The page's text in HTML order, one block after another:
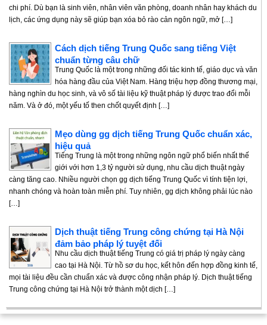
chi phí. Dù bạn là sinh viên, nhân viên văn phòng, doanh nhân hay khách du
lịch, các ứng dụng này sẽ giúp bạn xóa bỏ rào cản ngôn ngữ, mở […]
Cách dịch tiếng Trung Quốc sang tiếng Việt
chuẩn từng câu chữ
Trung Quốc là một trong những đối tác kinh tế, giáo dục và văn
hóa hàng đầu của Việt Nam. Hàng triệu hợp đồng thương mại,
hàng nghìn du học sinh, và vô số tài liệu kỹ thuật pháp lý được trao đổi mỗi
năm. Và ở đó, một yếu tố then chốt quyết định […]
Mẹo dùng gg dịch tiếng Trung Quốc chuẩn xác,
hiệu quả
Tiếng Trung là một trong những ngôn ngữ phổ biến nhất thế
giới với hơn 1,3 tỷ người sử dụng, nhu cầu dịch thuật ngày
càng tăng cao. Nhiều người chọn gg dịch tiếng Trung Quốc vì tính tiện lợi,
nhanh chóng và hoàn toàn miễn phí. Tuy nhiên, gg dịch không phải lúc nào
[…]
Dịch thuật tiếng Trung công chứng tại Hà Nội
đảm bảo pháp lý tuyệt đối
Nhu cầu dịch thuật tiếng Trung có giá trị pháp lý ngày càng
cao tại Hà Nội. Từ hồ sơ du học, kết hôn đến hợp đồng kinh tế,
mọi tài liệu đều cần chuẩn xác và được công nhận pháp lý. Dịch thuật tiếng
Trung công chứng tại Hà Nội trở thành một dịch […]